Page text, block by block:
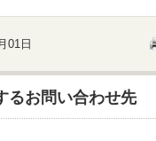
01日
るお問い合わせ先